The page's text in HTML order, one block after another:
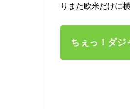
りまた欧米だけに
ちぇっ！ダジ